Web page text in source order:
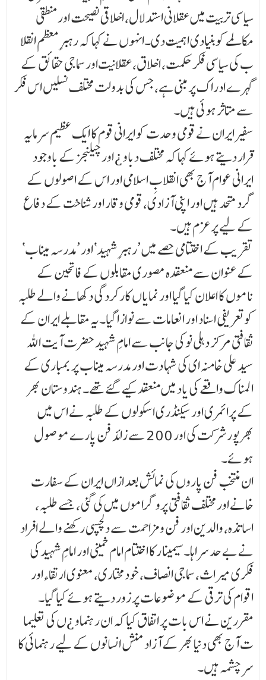
سیاسی تربیت میں عقلانی استدلال، اخلاقی نصیحت اور منطقی
مکالمے کو بنیادی اہمیت دی۔انہوں نے کہا کہ رہبرِ معظم انقلا
ب کی سیاسی فکر حکمت، اخلاق، عقلانیت اور سماجی حقائق کے
گہرے ادراک پر مبنی ہے، جس کی بدولت مختلف نسلیں اس فکر
سے متاثر ہوئی ہیں۔
سفیر ایران نے قومی وحدت کو ایرانی قوم کا ایک عظیم سرمایہ
قرار دیتے ہوئے کہا کہ مختلف دباو ¿ اور چیلنجز کے باوجود
ایرانی عوام آج بھی انقلابِ اسلامی اور اس کے اصولوں کے
گرد متحد ہیں اور اپنی آزادی، قومی وقار اور شناخت کے دفاع
کے لیے پرعزم ہیں۔
تقریب کے اختتامی حصے میں ’رہبرِ شہید‘ اور ’مدرسہ میناب‘
کے عنوان سے منعقدہ مصوری مقابلوں کے فاتحین کے
ناموں کا اعلان کیا گیا اور نمایاں کارکردگی دکھانے والے طلبہ
کو تعریفی اسناد اور انعامات سے نوازا گیا۔یہ مقابلے ایران کے
ثقافتی مرکز دہلی نو کی جانب سے امامِ شہید حضرت آیت اللہ
سید علی خامنہ ای کی شہا دت اور مدرسہ میناب پر بمباری کے
المناک واقعے کی یاد میں منعقد کیے گئے تھے۔ ہند وستان بھر
کے پرائمری اور سیکنڈری اسکولوں کے طلبہ نے اس میں
بھرپور شرکت کی اور 200 سے زائد فن پارے مو صول
ہوئے۔
ان منتخب فن پاروں کی نمائش بعد ازاں ایران کے سفارت
خانے اور مختلف ثقافتی پروگراموں میں کی گئی ، جسے طلبہ،
اساتذہ، والدین اور فن و مزاحمت سے دلچسپی رکھنے والے افراد
نے بے حد سراہا۔سیمینا ر کا اختتام امام خمینی اور امامِ شہید کی
فکری میراث، سماجی انصاف، خودمختاری، معنوی ارتقاءاور
اقوام کی ترقی کے موضوعات پر زور دیتے ہوئے کیا گیا۔
مقررین نے اس بات پر اتفاق کیا کہ ان رہنماو ¿ں کی تعلیما
ت آج بھی دنیا بھر کے آزاد منش انسانوں کے لیے رہنمائی کا
سرچشمہ ہیں۔